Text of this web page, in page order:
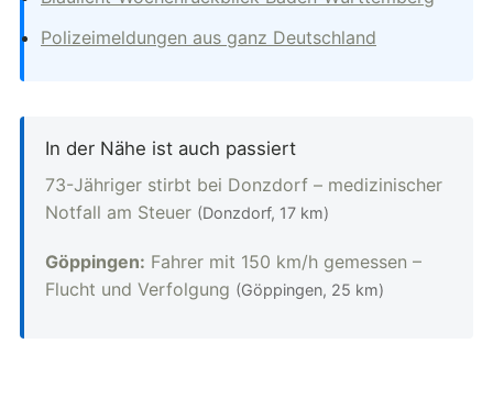
Polizeimeldungen aus ganz Deutschland
In der Nähe ist auch passiert
73-Jähriger stirbt bei Donzdorf – medizinischer
Notfall am Steuer (Donzdorf, 17 km)
Göppingen: Fahrer mit 150 km/h gemessen –
Flucht und Verfolgung (Göppingen, 25 km)